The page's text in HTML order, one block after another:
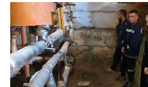
«Благодаря её мудрому руководству в
сильный педагогический коллектив,
ценностями и любовью к своему делу.
Ивановна навсегда останется не только
руководителем, но и настоящим
говорится в сообществе школы №23 во
соболезнования семье Галины Ивановны
Златоуста Олег Решетников. «Её вклад
важнейших документах школы, но